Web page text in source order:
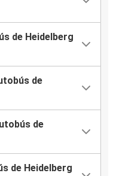
de Heidelberg
de
de
de Heidelberg